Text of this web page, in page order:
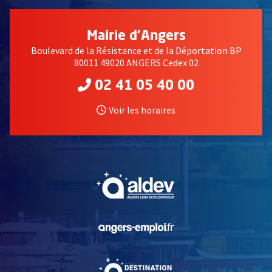
Mairie d'Angers
Boulevard de la Résistance et de la Déportation BP
80011 49020 ANGERS Cedex 02
02 41 05 40 00
Voir les horaires
, Ouvre une nouvelle